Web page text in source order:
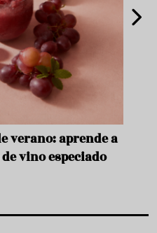
verano: aprende a
vino especiado